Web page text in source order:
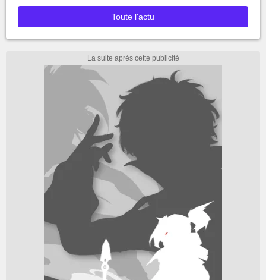
Toute l'actu